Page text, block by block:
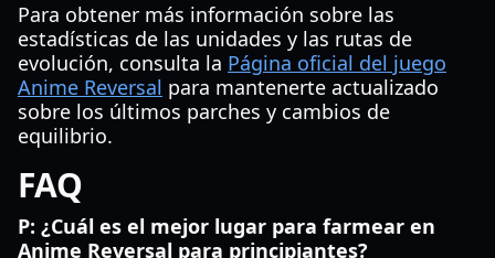
Para obtener más información sobre las
estadísticas de las unidades y las rutas de
evolución, consulta la Página oficial del juego
Anime Reversal para mantenerte actualizado
sobre los últimos parches y cambios de
equilibrio.
FAQ
P: ¿Cuál es el mejor lugar para farmear en
Anime Reversal para principiantes?